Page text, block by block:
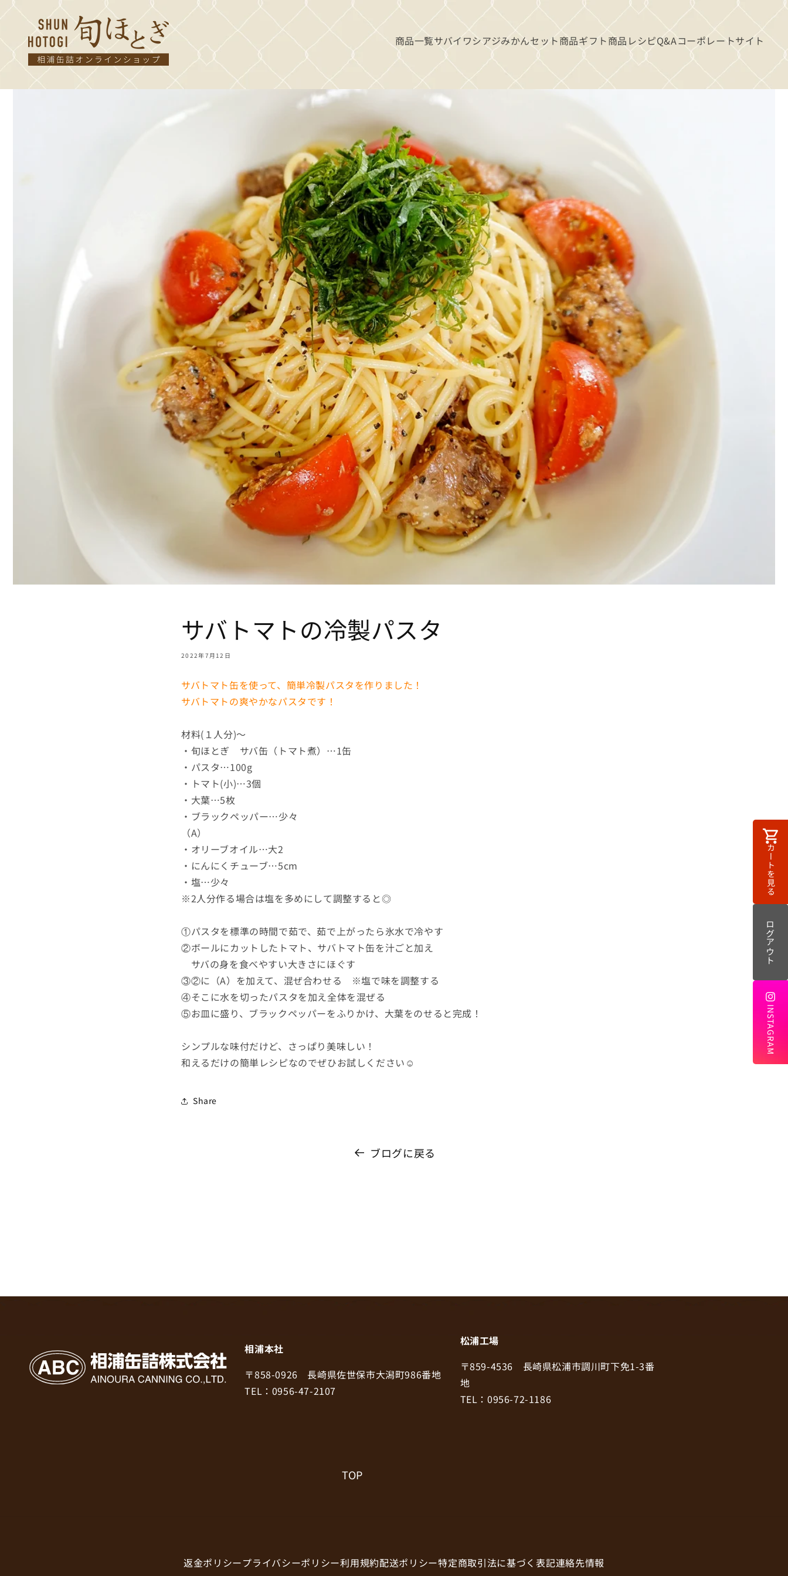
商品一覧サバイワシアジみかんセット商品ギフト商品 レシピQ&Aコーポレートサイト
カートを見る
カ
ー
ト
ログアウト
INSTAGRAM
サバトマトの冷製パスタ
2022年7月12日
サバトマト缶を使って、簡単冷製パスタを作りました！
サバトマトの爽やかなパスタです！
材料(１人分)～
・旬ほとぎ サバ缶（トマト煮）…1缶
・パスタ…100g
・トマト(小)…3個
・大葉…5枚
・ブラックペッパー…少々
（A）
・オリーブオイル…大2
・にんにくチューブ…5cm
・塩…少々
※2人分作る場合は塩を多めにして調整すると◎
①パスタを標準の時間で茹で、茹で上がったら氷水で冷やす
②ボールにカットしたトマト、サバトマト缶を汁ごと加え
サバの身を食べやすい大きさにほぐす
③②に（A）を加えて、混ぜ合わせる ※塩で味を調整する
④そこに水を切ったパスタを加え全体を混ぜる
⑤お皿に盛り、ブラックペッパーをふりかけ、大葉をのせると完成！
シンプルな味付だけど、さっぱり美味しい！
和えるだけの簡単レシピなのでぜひお試しください☺
Share
ブログに戻る
相浦本社
〒858-0926 長崎県佐世保市大潟町986番地
TEL：0956-47-2107
松浦工場
〒859-4536 長崎県松浦市調川町下免1-3番
地
TEL：0956-72-1186
TOP
返金ポリシープライバシーポリシー利用規約配送ポリシー特定商取引法に基づく表記連絡先情報